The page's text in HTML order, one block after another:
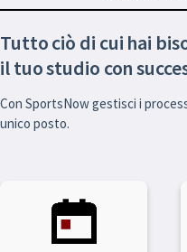
Tutto ciò di cui hai
il tuo studio con
Con SportsNow gestisci i
unico posto.